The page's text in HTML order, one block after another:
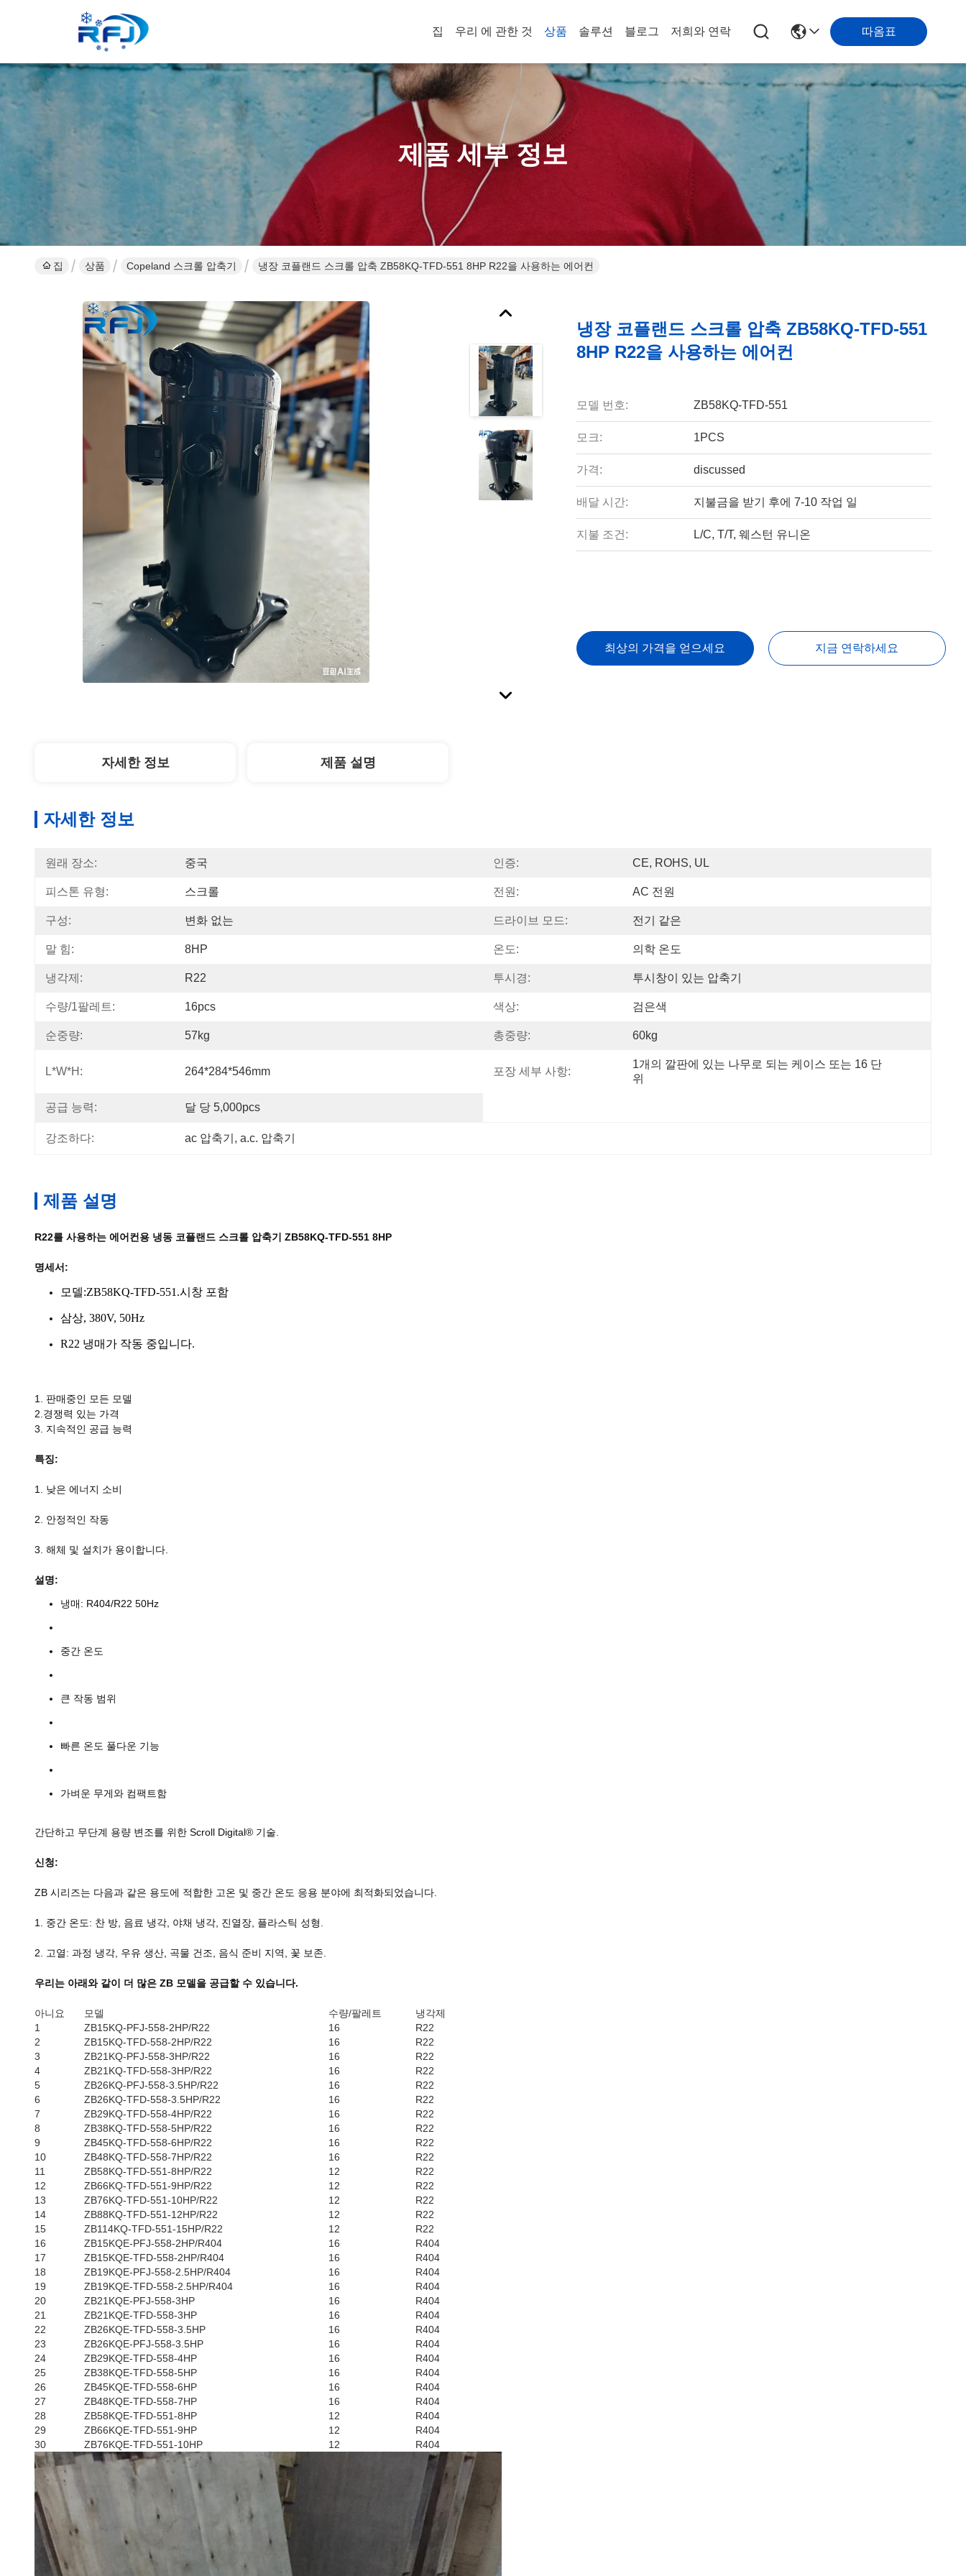
집 우리 에 관한 것 상품 솔루션 블로그 저희와 연락 따옴표
제품 세부 정보
집 상품 Copeland 스크롤 압축기 냉장 코플랜드 스크롤 압축 ZB58KQ-TFD-551 8HP R22을 사용하는 에어컨
냉장 코플랜드 스크롤 압축 ZB58KQ-TFD-551
8HP R22을 사용하는 에어컨
모델 번호: ZB58KQ-TFD-551
모크: 1PCS
가격: discussed
배달 시간: 지불금을 받기 후에 7-10 작업 일
지불 조건: L/C, T/T, 웨스턴 유니온
최상의 가격을 얻으세요 지금 연락하세요
자세한 정보 제품 설명
자세한 정보
원래 장소: 중국 인증: CE, ROHS, UL
피스톤 유형: 스크롤 전원: AC 전원
구성: 변화 없는 드라이브 모드: 전기 같은
말 힘: 8HP 온도: 의학 온도
냉각제: R22 투시경: 투시창이 있는 압축기
수량/1팔레트: 16pcs 색상: 검은색
순중량: 57kg 총중량: 60kg
L*w*h: 264*284*546mm 포장 세부 사항:
1개의 깔판에 있는 나무로 되는 케이스 또는 16 단
위
공급 능력: 달 당 5,000pcs
강조하다: ac 압축기 , a.c. 압축기
제품 설명
R22를 사용하는 에어컨용 냉동 코플랜드 스크롤 압축기 ZB58KQ-TFD-551 8HP
명세서:
모델:ZB58KQ-TFD-551.시창 포함
삼상, 380V, 50Hz
R22 냉매가 작동 중입니다.
1. 판매중인 모든 모델
2.경쟁력 있는 가격
3. 지속적인 공급 능력
특징:
1. 낮은 에너지 소비
2. 안정적인 작동
3. 해체 및 설치가 용이합니다.
설명:
냉매: R404/R22 50Hz
중간 온도
큰 작동 범위
빠른 온도 풀다운 기능
가벼운 무게와 컴팩트함
간단하고 무단계 용량 변조를 위한 Scroll Digital® 기술.
신청:
ZB 시리즈는 다음과 같은 용도에 적합한 고온 및 중간 온도 응용 분야에 최적화되었습니다.
1. 중간 온도: 찬 방, 음료 냉각, 야채 냉각, 진열장, 플라스틱 성형.
2. 고열: 과정 냉각, 우유 생산, 곡물 건조, 음식 준비 지역, 꽃 보존.
우리는 아래와 같이 더 많은 ZB 모델을 공급할 수 있습니다.
아니요 모델 수량/팔레트
냉각제
1
ZB15KQ-PFJ-558-2HP/R22 16
R22
2
ZB15KQ-TFD-558-2HP/R22 16
R22
3
ZB21KQ-PFJ-558-3HP/R22 16
R22
4
ZB21KQ-TFD-558-3HP/R22 16
R22
5
ZB26KQ-PFJ-558-3.5HP/R22 16
R22
6
ZB26KQ-TFD-558-3.5HP/R22 16
R22
7
ZB29KQ-TFD-558-4HP/R22 16
R22
8
ZB38KQ-TFD-558-5HP/R22 16
R22
9
ZB45KQ-TFD-558-6HP/R22 16
R22
10
ZB48KQ-TFD-558-7HP/R22 16
R22
11
ZB58KQ-TFD-551-8HP/R22 12
R22
12
ZB66KQ-TFD-551-9HP/R22 12
R22
13
ZB76KQ-TFD-551-10HP/R22 12
R22
14
ZB88KQ-TFD-551-12HP/R22 12
R22
15
ZB114KQ-TFD-551-15HP/R22 12
R22
16
ZB15KQE-PFJ-558-2HP/R404 16
R404
17
ZB15KQE-TFD-558-2HP/R404 16
R404
18
ZB19KQE-PFJ-558-2.5HP/R404 16
R404
19
ZB19KQE-TFD-558-2.5HP/R404 16
R404
20
ZB21KQE-PFJ-558-3HP 16
R404
21
ZB21KQE-TFD-558-3HP 16
R404
22
ZB26KQE-TFD-558-3.5HP 16
R404
23
ZB26KQE-PFJ-558-3.5HP 16
R404
24
ZB29KQE-TFD-558-4HP 16
R404
25
ZB38KQE-TFD-558-5HP 16
R404
26
ZB45KQE-TFD-558-6HP 16
R404
27
ZB48KQE-TFD-558-7HP 16
R404
28
ZB58KQE-TFD-551-8HP 12
R404
29
ZB66KQE-TFD-551-9HP 12
R404
30
ZB76KQE-TFD-551-10HP 12 R404